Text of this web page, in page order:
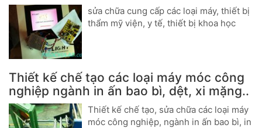
sửa chữa cung cấp các loại máy, thiết bị
thẩm mỹ viện, y tế, thiết bị khoa học
Thiết kế chế tạo các loại máy móc công
nghiệp ngành in ấn bao bì, dệt, xi mặng..
Thiết kế chế tạo, sửa chữa các loại máy
móc công nghiệp, ngành in ấn bao bì, in